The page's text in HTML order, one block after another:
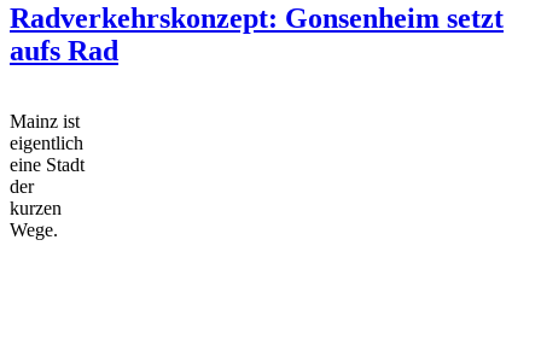
Radverkehrskonzept: Gonsenheim setzt
aufs Rad
Mainz ist
eigentlich
eine Stadt
der
kurzen
Wege.